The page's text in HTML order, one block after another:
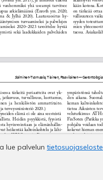
lue palvelun tietosuojaseloste